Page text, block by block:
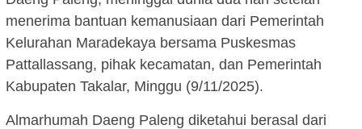
menerima bantuan kemanusiaan dari Pemerintah
Kelurahan Maradekaya bersama Puskesmas
Pattallassang, pihak kecamatan, dan Pemerintah
Kabupaten Takalar, Minggu (9/11/2025).
Almarhumah Daeng Paleng diketahui berasal dari